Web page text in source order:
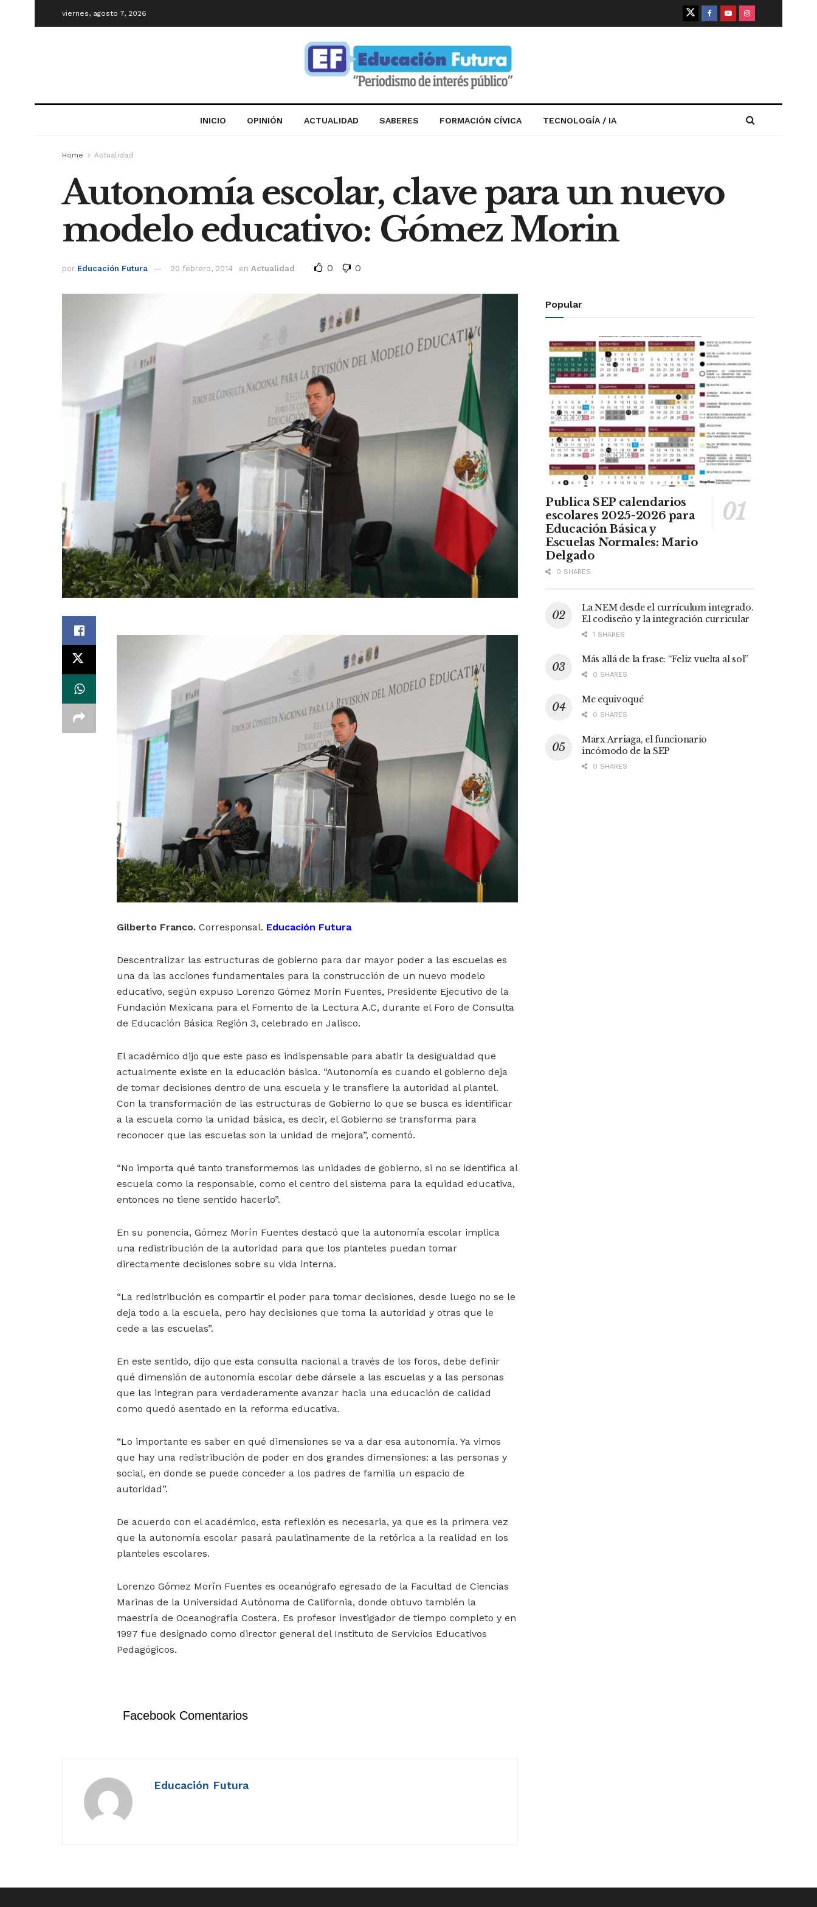
viernes, agosto 7, 2026
INICIO OPINIÓN ACTUALIDAD SABERES FORMACIÓN CÍVICA TECNOLOGÍA / IA
Home Actualidad
Autonomía escolar, clave para un nuevo
modelo educativo: Gómez Morin
por Educación Futura 20 febrero, 2014 en Actualidad 0 0
Gilberto Franco. Corresponsal. Educación Futura
Descentralizar las estructuras de gobierno para dar mayor poder a las escuelas es
una da las acciones fundamentales para la construcción de un nuevo modelo
educativo, según expuso Lorenzo Gómez Morín Fuentes, Presidente Ejecutivo de la
Fundación Mexicana para el Fomento de la Lectura A.C, durante el Foro de Consulta
de Educación Básica Región 3, celebrado en Jalisco.
El académico dijo que este paso es indispensable para abatir la desigualdad que
actualmente existe en la educación básica. “Autonomía es cuando el gobierno deja
de tomar decisiones dentro de una escuela y le transfiere la autoridad al plantel.
Con la transformación de las estructuras de Gobierno lo que se busca es identificar
a la escuela como la unidad básica, es decir, el Gobierno se transforma para
reconocer que las escuelas son la unidad de mejora”, comentó.
“No importa qué tanto transformemos las unidades de gobierno, si no se identifica al
escuela como la responsable, como el centro del sistema para la equidad educativa,
entonces no tiene sentido hacerlo”.
En su ponencia, Gómez Morín Fuentes destacó que la autonomía escolar implica
una redistribución de la autoridad para que los planteles puedan tomar
directamente decisiones sobre su vida interna.
“La redistribución es compartir el poder para tomar decisiones, desde luego no se le
deja todo a la escuela, pero hay decisiones que toma la autoridad y otras que le
cede a las escuelas”.
En este sentido, dijo que esta consulta nacional a través de los foros, debe definir
qué dimensión de autonomía escolar debe dársele a las escuelas y a las personas
que las integran para verdaderamente avanzar hacia una educación de calidad
como quedó asentado en la reforma educativa.
“Lo importante es saber en qué dimensiones se va a dar esa autonomía. Ya vimos
que hay una redistribución de poder en dos grandes dimensiones: a las personas y
social, en donde se puede conceder a los padres de familia un espacio de
autoridad”.
De acuerdo con el académico, esta reflexión es necesaria, ya que es la primera vez
que la autonomía escolar pasará paulatinamente de la retórica a la realidad en los
planteles escolares.
Lorenzo Gómez Morín Fuentes es oceanógrafo egresado de la Facultad de Ciencias
Marinas de la Universidad Autónoma de California, donde obtuvo también la
maestría de Oceanografía Costera. Es profesor investigador de tiempo completo y en
1997 fue designado como director general del Instituto de Servicios Educativos
Pedagógicos.
Facebook Comentarios
Educación Futura
Popular
Publica SEP calendarios
escolares 2025-2026 para
Educación Básica y
Escuelas Normales: Mario
Delgado
0 SHARES
La NEM desde el currículum integrado.
El codiseño y la integración curricular
1 SHARES
Más allá de la frase: “Feliz vuelta al sol”
0 SHARES
Me equivoqué
0 SHARES
Marx Arriaga, el funcionario
incómodo de la SEP
0 SHARES